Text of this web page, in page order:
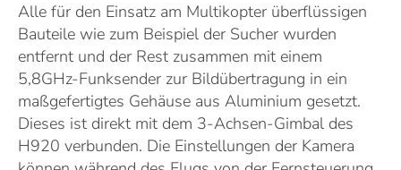
Alle für den Einsatz am Multikopter überflüssigen
Bauteile wie zum Beispiel der Sucher wurden
entfernt und der Rest zusammen mit einem
5,8GHz-Funksender zur Bildübertragung in ein
maßgefertigtes Gehäuse aus Aluminium gesetzt.
Dieses ist direkt mit dem 3-Achsen-Gimbal des
H920 verbunden. Die Einstellungen der Kamera